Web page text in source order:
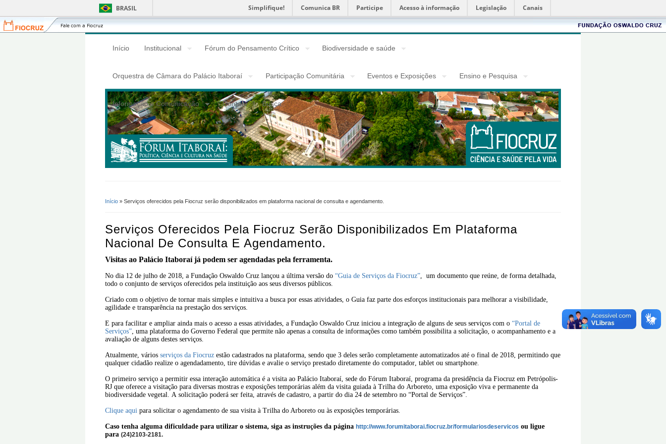
BRASIL Simplifique! Comunica BR Participe Acesso à informação Legislação Canais
Fiocruz
Fale
com
Fiocruz
Início Institucional Fórum do Pensamento Crítico Biodiversidade e saúde
Orquestra de Câmara do Palácio Itaboraí Participação Comunitária Eventos e Exposições Ensino e Pesquisa
Informação e Comunicação Contato Busca
Início » Serviços oferecidos pela Fiocruz serão disponibilizados em plataforma nacional de consulta e agendamento.
Serviços Oferecidos Pela Fiocruz Serão Disponibilizados Em Plataforma
Nacional De Consulta E Agendamento.
Visitas ao Palácio Itaboraí já podem ser agendadas pela ferramenta.
No dia 12 de julho de 2018, a Fundação Oswaldo Cruz lançou a última versão do “Guia de Serviços da Fiocruz”
um documento que reúne, de forma detalhada,
todo o conjunto de serviços oferecidos pela instituição aos seus diversos públicos.
Criado com o objetivo de tornar mais simples e intuitiva a busca por essas atividades, o Guia faz parte dos esforços institucionais para melhorar a visibilidade,
agilidade e transparência na prestação dos serviços.
E para facilitar e ampliar ainda mais o acesso a essas atividades, a Fundação Oswaldo Cruz iniciou a integração de alguns de seus serviços com o “Portal de
Serviços” , uma plataforma do Governo Federal que permite não apenas a consulta de informações como também possibilita a solicitação, o acompanhamento e a
avaliação de alguns destes serviços.
Atualmente, vários serviços da Fiocruz estão cadastrados na plataforma, sendo que 3 deles serão completamente automatizados até o final de 2018, permitindo que
qualquer cidadão realize o agendadamento, tire dúvidas e avalie o serviço prestado diretamente do computador, tablet ou smartphone.
O primeiro serviço a permitir essa interação automática é a visita ao Palácio Itaboraí, sede do Fórum Itaboraí, programa da presidência da Fiocruz em Petrópolis-
RJ que oferece a visitação para diversas mostras e exposições temporárias além da visita guiada à Trilha do Arboreto, uma exposição viva e permanente da
biodiversidade vegetal. A solicitação poderá ser feita, através de cadastro, a partir do dia 24 de setembro no “Portal de Serviços”.
Clique aqui para solicitar o agendamento de sua visita à Trilha do Arboreto ou às exposições temporárias.
Caso tenha alguma dificuldade para utilizar o sistema, siga as instruções da página http://www.forumitaborai.fiocruz.br/formulariosdeservicos ou ligue
para (24)2103-2181.